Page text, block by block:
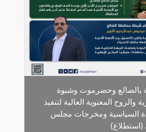
بالضالع وحضرموت وشبوة
والروح المعنوية العالية لتنفيذ
السياسية ومخرجات مجلس
(استطلاع)